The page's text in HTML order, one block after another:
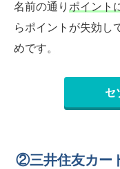
名前の通り ポイント
らポイントが失効し
めです。
セ
②三井住友カー